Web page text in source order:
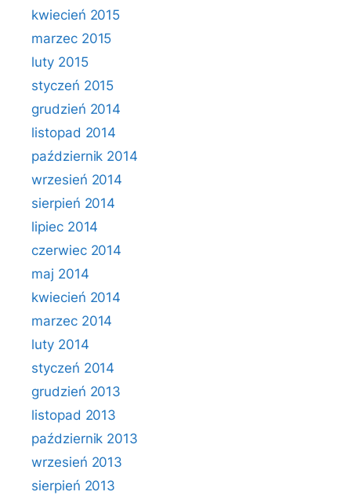
kwiecień 2015
marzec 2015
luty 2015
styczeń 2015
grudzień 2014
listopad 2014
październik 2014
wrzesień 2014
sierpień 2014
lipiec 2014
czerwiec 2014
maj 2014
kwiecień 2014
marzec 2014
luty 2014
styczeń 2014
grudzień 2013
listopad 2013
październik 2013
wrzesień 2013
sierpień 2013